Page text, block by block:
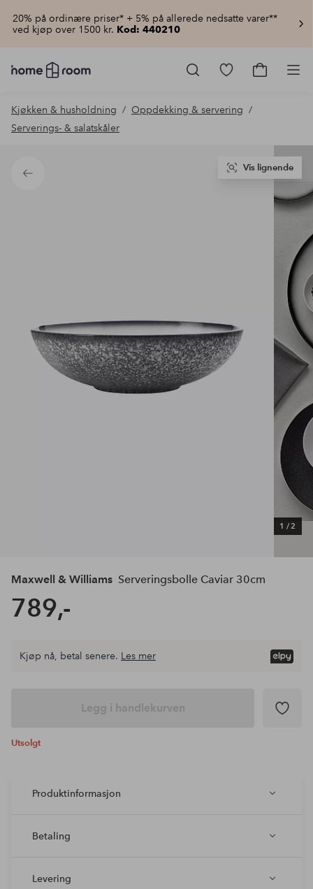
20% på ordinære priser* + 5% på allerede nedsatte varer**
ved kjøp over 1500 kr. Kod: 440210
Homeroom
–
hjemmet
til
Gå
produkter
Gå
Kjøkken & husholdning
Oppdekking & servering
Serverings- & salatskåler
Tilbake
1 /2
Vis lignende
Maxwell & Williams Serveringsbolle Caviar 30cm
789,-
Kjøp nå, betal senere. Les mer
Legg i handlekurven
Utsolgt
Produktinformasjon
Betaling
Levering